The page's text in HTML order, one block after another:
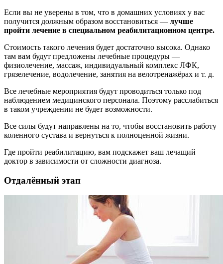
Если вы не уверены в том, что в домашних условиях у вас
получится должным образом восстановиться — лучше
пройти лечение в специальном реабилитационном центре.
Стоимость такого лечения будет достаточно высока. Однако
там вам будут предложены лечебные процедуры —
физиолечение, массаж, индивидуальный комплекс ЛФК,
грязелечение, водолечение, занятия на велотренажёрах и т. д.
Все лечебные мероприятия будут проводиться только под
наблюдением медицинского персонала. Поэтому расслабиться
в таком учреждении не будет возможности.
Все силы будут направлены на то, чтобы восстановить работу
коленного сустава и вернуться к полноценной жизни.
Где пройти реабилитацию, вам подскажет ваш лечащий
доктор в зависимости от сложности диагноза.
Отдалённый этап